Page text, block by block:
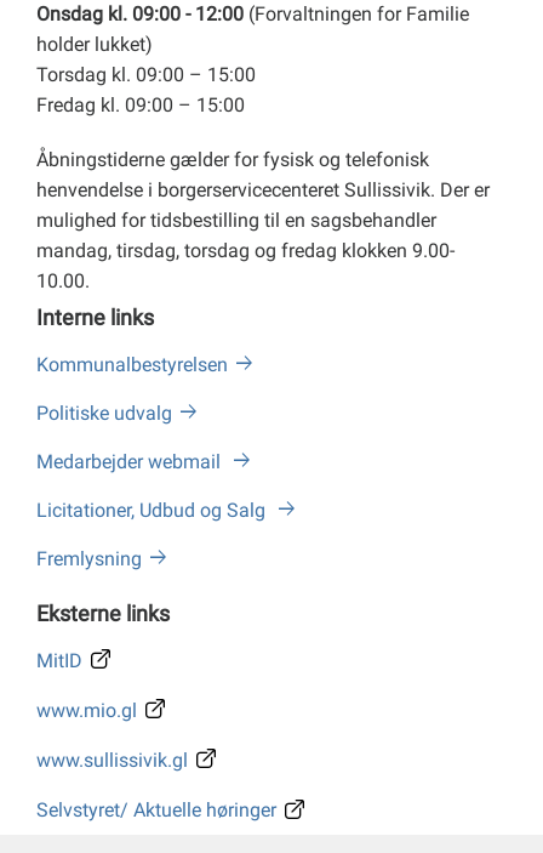
Onsdag kl. 09:00 - 12:00 (Forvaltningen for Familie
holder lukket)
Torsdag kl. 09:00 – 15:00
Fredag kl. 09:00 – 15:00
Åbningstiderne gælder for fysisk og telefonisk
henvendelse i borgerservicecenteret Sullissivik. Der er
mulighed for tidsbestilling til en sagsbehandler
mandag, tirsdag, torsdag og fredag klokken 9.00-
10.00.
Interne links
Kommunalbestyrelsen
Politiske udvalg
Medarbejder webmail
Licitationer, Udbud og Salg
Fremlysning
Eksterne links
MitID
www.mio.gl
www.sullissivik.gl
Selvstyret/ Aktuelle høringer